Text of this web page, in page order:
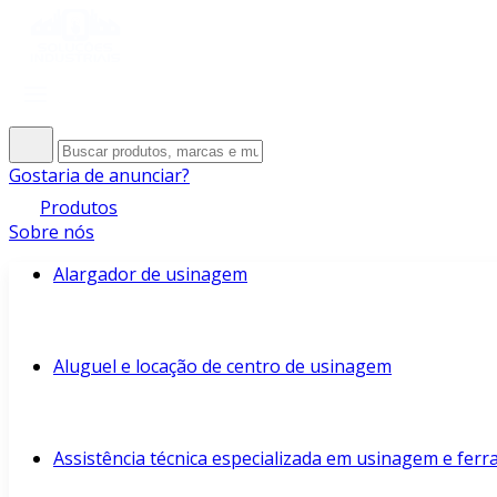
Gostaria de anunciar?
Produtos
Sobre nós
Alargador de usinagem
Aluguel e locação de centro de usinagem
Assistência técnica especializada em usinagem e